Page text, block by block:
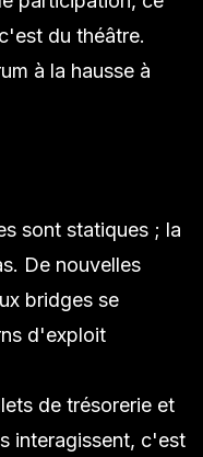
du théâtre.
à la hausse à
sont statiques ; la
De nouvelles
bridges se
d'exploit
de trésorerie et
interagissent, c'est